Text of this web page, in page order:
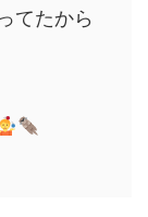
てたから